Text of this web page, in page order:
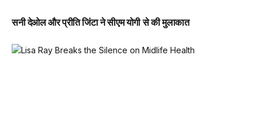
सनी देओल और प्रीति जिंटा ने सीएम योगी से की मुलाकात